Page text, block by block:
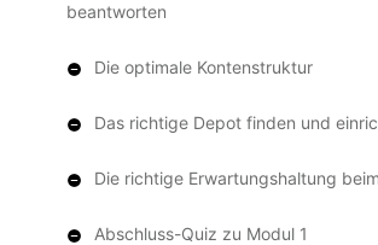
beantworten
Die optimale Kontenstruktur
Das richtige Depot finden und
Die richtige Erwartungshaltung
Abschluss-Quiz zu Modul 1